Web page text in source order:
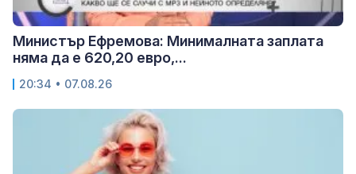
Министър Ефремова: Минималната заплата
няма да е 620,20 евро,...
20:34 • 07.08.26